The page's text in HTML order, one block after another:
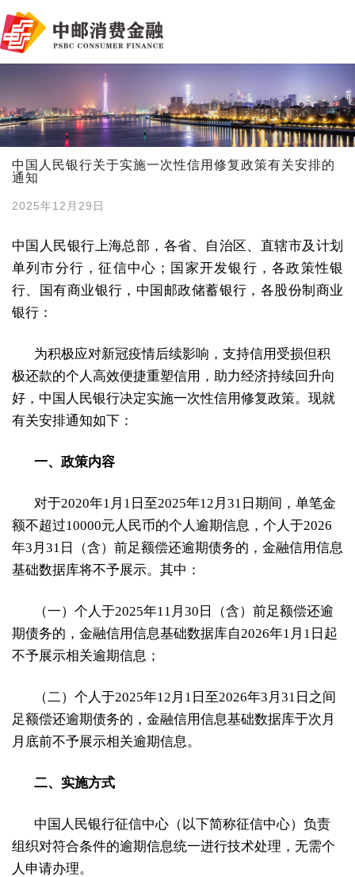
中国人民银行关于实施一次性信用修复政策有关安排的
通知
2025年12月29日
中国人民银行上海总部，各省、自治区、直辖市及计划
单列市分行，征信中心；国家开发银行，各政策性银
行、国有商业银行，中国邮政储蓄银行，各股份制商业
银行：
为积极应对新冠疫情后续影响，支持信用受损但积
极还款的个人高效便捷重塑信用，助力经济持续回升向
好，中国人民银行决定实施一次性信用修复政策。现就
有关安排通知如下：
一、政策内容
对于2020年1月1日至2025年12月31日期间，单笔金
额不超过10000元人民币的个人逾期信息，个人于2026
年3月31日（含）前足额偿还逾期债务的，金融信用信息
基础数据库将不予展示。其中：
（一）个人于2025年11月30日（含）前足额偿还逾
期债务的，金融信用信息基础数据库自2026年1月1日起
不予展示相关逾期信息；
（二）个人于2025年12月1日至2026年3月31日之间
足额偿还逾期债务的，金融信用信息基础数据库于次月
月底前不予展示相关逾期信息。
二、实施方式
中国人民银行征信中心（以下简称征信中心）负责
组织对符合条件的逾期信息统一进行技术处理，无需个
人申请办理。